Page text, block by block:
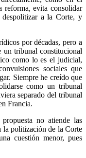
reforma, evita consolidar
a la Corte, y
por décadas, pero a
un tribunal constitucional
como lo es el judicial,
sociales que
Siempre he creído que
como un tribunal
separado del tribunal
Francia.
no atiende las
la politización de la Corte
cuestión menor, pues